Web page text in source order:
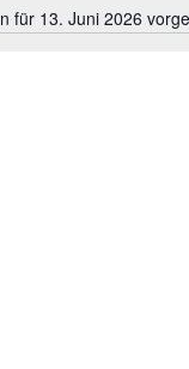
für 13. Juni 2026